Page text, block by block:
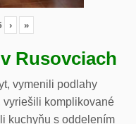
› »
Rusovciach
vymenili podlahy
vyriešili komplikované
kuchyňu s oddelením